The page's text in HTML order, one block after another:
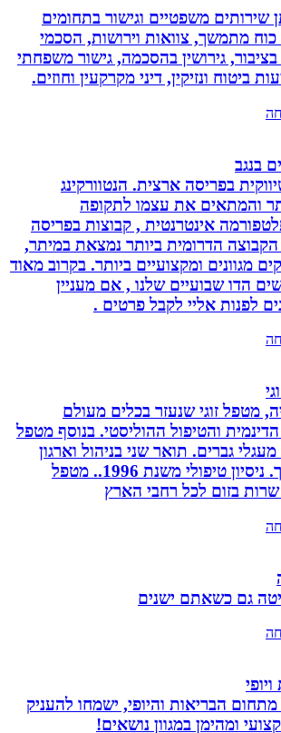
משפטיים וגישור בתחומים
מתמשך, צוואות וירושות, הסכמי
גירושין בהסכמה, גישור משפחתי
ונזיקין, דיני מקרקעין וחוזים.
בפריסה ארצית. הנטוורקינג
את עצמו לתקופה
אינטרנטית , קבוצות בפריסה
הדרומית ביותר נמצאת במיתר,
ומקצועיים ביותר. בקרוב מאוד
שבועיים שלנו , אם מעניין
אליי לקבל פרטים .
זוגי שנעזר בכלים מעולם
והטיפול ההוליסטי. בנוסף מטפל
גברים. תואר שני בניהול וארגון
מערכות חינוך. ניסיון טיפולי משנת 1996.. מטפל
בזום לכל רחבי הארץ
גם כשאתם ישנים
הבריאות והיופי, ישמחו להעניק
במגוון נושאים!